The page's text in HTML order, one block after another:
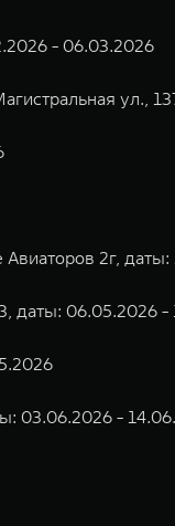
- 06.03.2026
ул.,
Авиаторов 2г,
даты: 06.05.2026 -
03.06.2026 -